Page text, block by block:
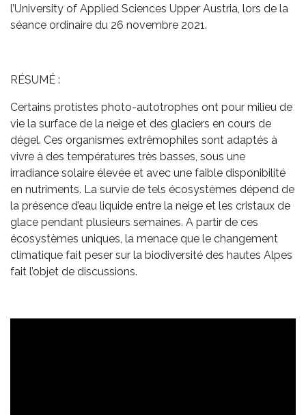
l’University of Applied Sciences Upper Austria, lors de la
séance ordinaire du 26 novembre 2021.
RÉSUMÉ :
Certains protistes photo-autotrophes ont pour milieu de
vie la surface de la neige et des glaciers en cours de
dégel. Ces organismes extrêmophiles sont adaptés à
vivre à des températures très basses, sous une
irradiance solaire élevée et avec une faible disponibilité
en nutriments. La survie de tels écosystèmes dépend de
la présence d’eau liquide entre la neige et les cristaux de
glace pendant plusieurs semaines. A partir de ces
écosystèmes uniques, la menace que le changement
climatique fait peser sur la biodiversité des hautes Alpes
fait l’objet de discussions.